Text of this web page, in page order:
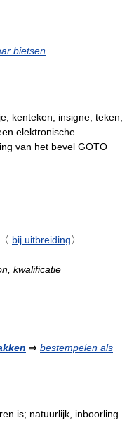
bietsen
kenteken; insigne; teken;
elektronische
van het bevel GOTO
〈 bij uitbreiding〉
kwalificatie
⇒ bestempelen als
is; natuurlijk, inboorling